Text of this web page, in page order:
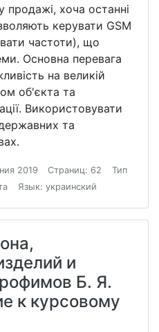
продажі, хоча останні
керувати GSM
частоти), що
Основна перевага
на великій
об'єкта та
Використовувати
та
2019 Страниц: 62
Тип
Язык: украинский
и
Б. Я.
к курсовому